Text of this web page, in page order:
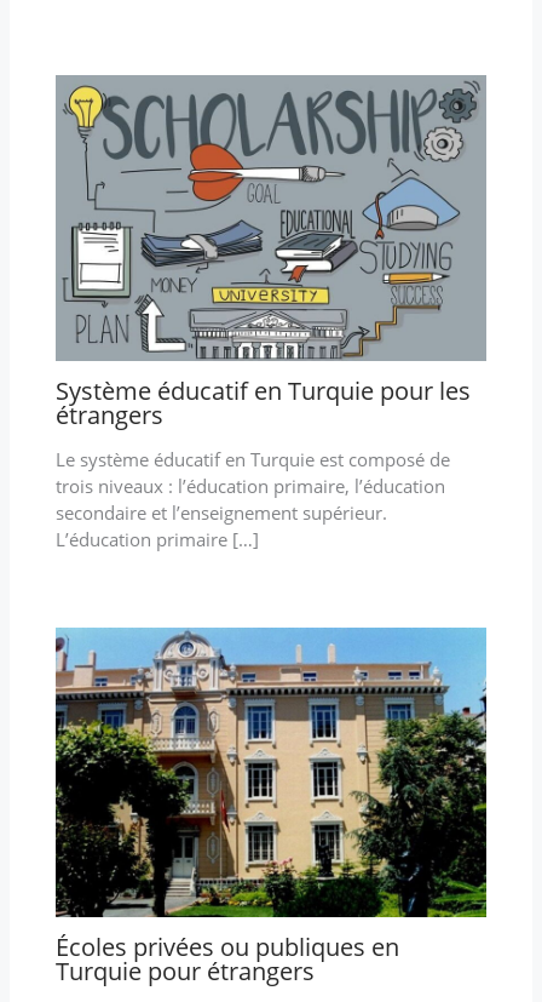
Système éducatif en Turquie pour les
étrangers
Le système éducatif en Turquie est composé de
trois niveaux : l’éducation primaire, l’éducation
secondaire et l’enseignement supérieur.
L’éducation primaire […]
Écoles privées ou publiques en
Turquie pour étrangers